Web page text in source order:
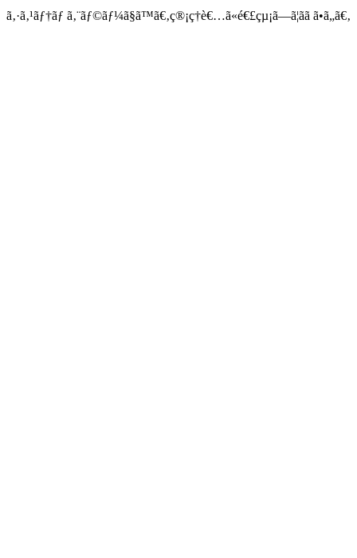
ã‚·ã‚¹ãƒ†ãƒ ã‚¨ãƒ©ãƒ¼ã§ã™ã€‚ç®¡ç†è€…ã«é€£çµ¡ã—ã¦ãã ã•ã„ã€‚